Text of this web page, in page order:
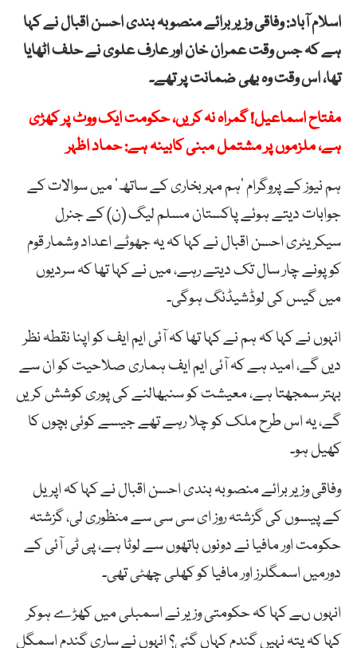
اسلام آباد: وفاقی وزیر برائے منصوبہ بندی احسن اقبال نے کہا
ہے کہ جس وقت عمران خان اور عارف علوی نے حلف اٹھایا
تھا، اس وقت وہ بھی ضمانت پر تھے۔
مفتاح اسماعیل! گمراہ نہ کریں، حکومت ایک ووٹ پر کھڑی
ہے، ملزموں پر مشتمل مبنی کابینہ ہے: حماد اظہر
ہم نیوز کے پروگرام ’ہم مہر بخاری کے ساتھ‘ میں سوالات کے
جوابات دیتے ہوئے پاکستان مسلم لیگ (ن) کے جنرل
سیکریٹری احسن اقبال نے کہا کہ یہ جھوٹے اعداد وشمار قوم
کو پونے چار سال تک دیتے رہے، میں نے کہا تھا کہ سردیوں
میں گیس کی لوڈشیڈنگ ہوگی۔
انہوں نے کہا کہ ہم نے کہا تھا کہ آئی ایم ایف کو اپنا نقطہ نظر
دیں گے، امید ہے کہ آئی ایم ایف ہماری صلاحیت کو ان سے
بہتر سمجھتا ہے، معیشت کو سنبھالنے کی پوری کوشش کریں
گے، یہ اس طرح ملک کو چلا رہے تھے جیسے کوئی بچوں کا
کھیل ہو۔
وفاقی وزیر برائے منصوبہ بندی احسن اقبال نے کہا کہ اپریل
کے پیسوں کی گزشتہ روز ای سی سی سے منظوری لی، گزشتہ
حکومت اور مافیا نے دونوں ہاتھوں سے لوٹا ہے، پی ٹی آئی کے
دورمیں اسمگلرز اور مافیا کو کھلی چھٹی تھی۔
انہوں ںے کہا کہ حکومتی وزیر نے اسمبلی میں کھڑے ہوکر
کہا کہ پتہ نہیں گندم کہاں گئی؟ انہوں نے ساری گندم اسمگل